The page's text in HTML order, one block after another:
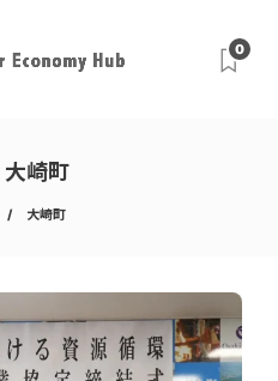
0
大崎町
大崎町